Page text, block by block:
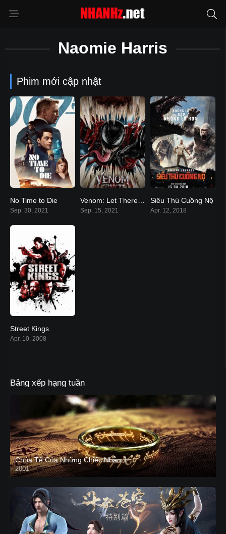
Naomie Harris
Phim mới cập nhật
No Time to Die
Sep. 30, 2021
N/A
Venom: Let There Be Carnage
Sep. 15, 2021
6.1
Siêu Thú Cuồng Nộ
Apr. 12, 2018
Street Kings
Apr. 10, 2008
Bảng xếp hạng tuần
Chúa Tể Của Những Chiếc Nhẫn 1
2001